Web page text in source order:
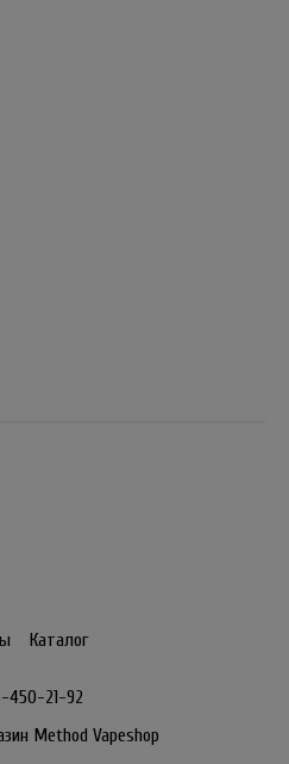
Каталог
450-21-92
Method Vapeshop